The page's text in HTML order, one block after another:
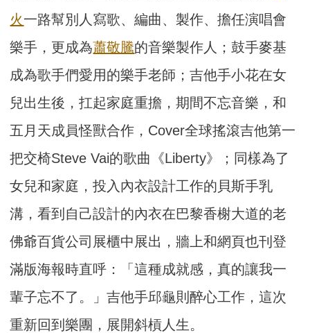
火一路幫別人寫歌、編曲、製作、擔任演唱會
樂手，更成為蕭敬騰的音樂製作人；鼓手麥基
成為歌手們愛用的樂手老師；吉他手小花在女
兒出生後，扛起家庭重擔，期間不忘音樂，和
五月天成員怪獸合作，Cover全球搖滾吉他第一
把交椅Steve Vai的歌曲《Liberty》；同樣為了
女兒和家庭，投入內衣設計工作的貝斯手乳
溝，看到自己設計的內衣在巴黎香榭大道的老
佛爺百貨公司展櫃中展出，牆上和網頁也刊登
滿版海報時直呼：「這種成就感，真的讓我一
輩子忘不了。」吉他手邱龜則醉心工作，這次
重新回到樂團，展開斜槓人生。